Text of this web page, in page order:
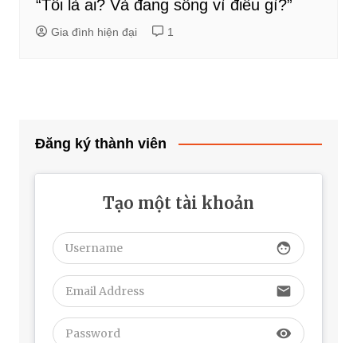
“Tôi là ai? Và đang sống vì điều gì?”
Gia đình hiện đại 1
Đăng ký thành viên
Tạo một tài khoản
face
email
visibility